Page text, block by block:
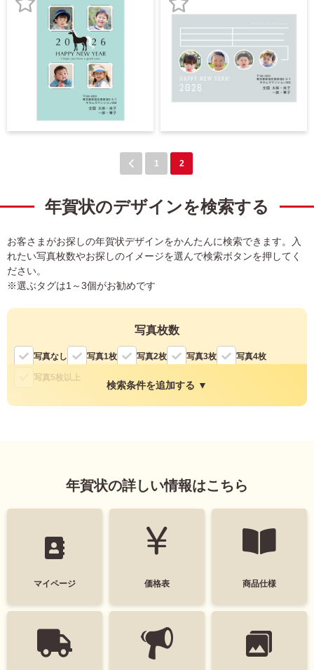
録
録
り
登
お
気
に
入
登
録
1 2
年賀状のデザインを検索する
お客さまがお探しの年賀状デザインをかんたんに検索できます。入
れたい写真枚数やお探しのイメージを選んで検索ボタンを押してく
ださい。
※選ぶタグは1～3個がお勧めです
写真枚数
写真なし 写真1枚 写真2枚 写真3枚 写真4枚
写真5枚以上
モノクロ
デザインテイスト
干支(午年)
検索条件を追加する ▼
年賀状の詳しい情報はこちら
マイページ 価格表 商品仕様